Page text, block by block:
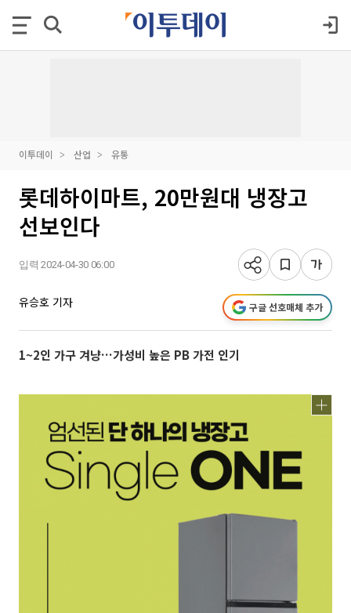
이투데이 산업 유통
롯데하이마트, 20만원대 냉장고
선보인다
입력 2024-04-30 06:00
유승호 기자 구글 선호매체 추가
1~2인 가구 겨냥…가성비 높은 PB 가전 인기